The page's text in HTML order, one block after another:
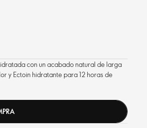
con un acabado natural de larga
y Ectoin hidratante para 12 horas de